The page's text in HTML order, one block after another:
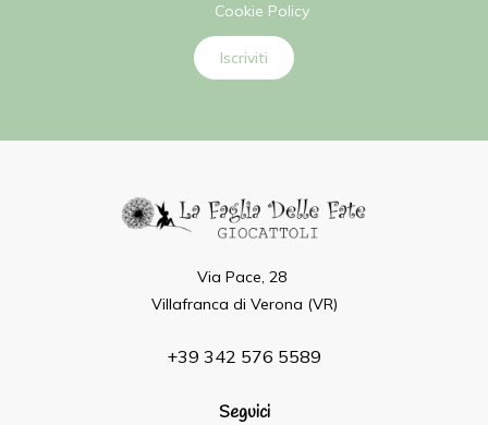
Cookie Policy
Iscriviti
Via Pace, 28
Villafranca di Verona (VR)
+39 342 576 5589
Seguici